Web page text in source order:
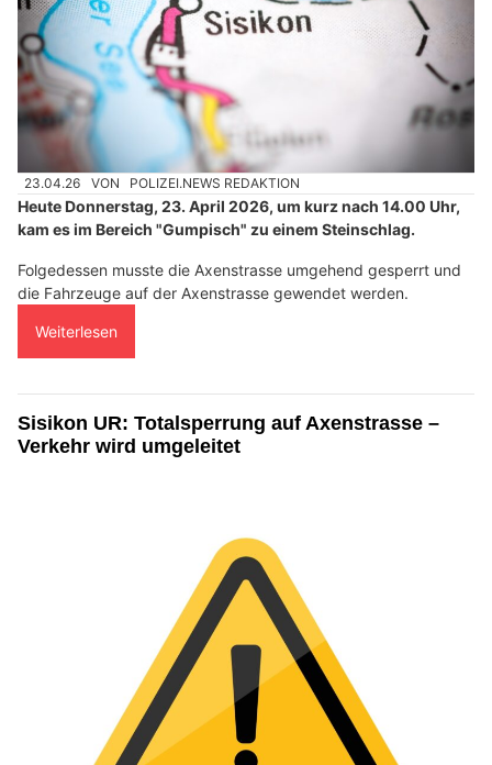
23.04.26 VON POLIZEI.NEWS REDAKTION
Heute Donnerstag, 23. April 2026, um kurz nach 14.00 Uhr,
kam es im Bereich "Gumpisch" zu einem Steinschlag.
Folgedessen musste die Axenstrasse umgehend gesperrt und
die Fahrzeuge auf der Axenstrasse gewendet werden.
Weiterlesen
Sisikon UR: Totalsperrung auf Axenstrasse –
Verkehr wird umgeleitet